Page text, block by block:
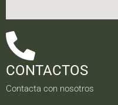
CONTACTOS
Contacta con nosotros